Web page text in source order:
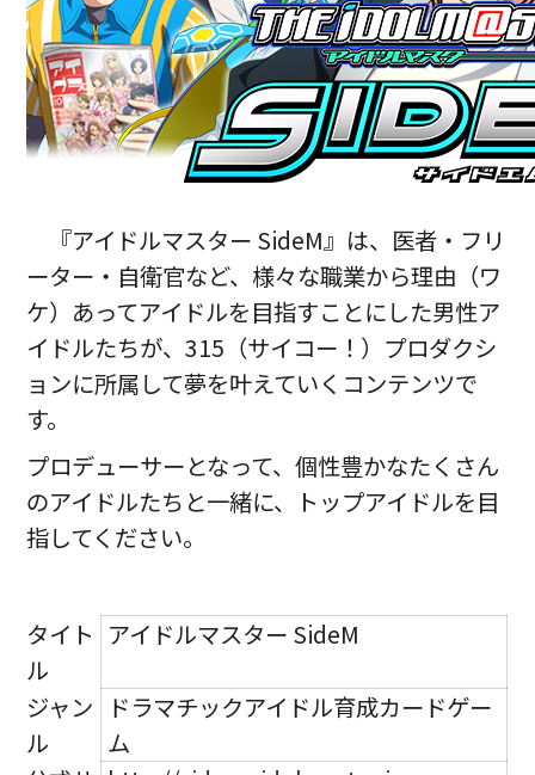
『アイドルマスター SideM』は、医者・フリ
ーター・自衛官など、様々な職業から理由（ワ
ケ）あってアイドルを目指すことにした男性ア
イドルたちが、315（サイコー！）プロダクシ
ョンに所属して夢を叶えていくコンテンツで
す。
プロデューサーとなって、個性豊かなたくさん
のアイドルたちと一緒に、トップアイドルを目
指してください。
タイト
ル
アイドルマスター SideM
ジャン
ル
ドラマチックアイドル育成カードゲー
ム